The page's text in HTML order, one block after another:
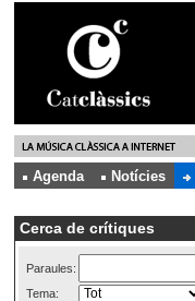
Agenda
Notícies
Cerca de crítiques
Paraules:
Tema: